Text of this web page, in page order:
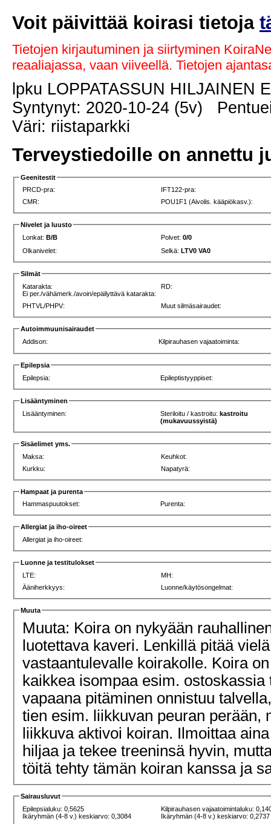
Voit päivittää koirasi tietoja
Tietojen kirjautuminen ja siirtyminen
reaaliajassa, vaan viiveellä. Tietojen
lpku LOPPATASSUN HILJAINEN
Syntynyt: 2020-10-24 (5v)
Väri: riistaparkki
Terveystiedoille on annettu
Geenitestit
PRCD-pra:
IFT122-pra:
CMR:
POU1F1 (Aivolis. kääpiökasv.):
Nivelet ja luusto
Lonkat:B/B Polvet:0/0
Olkanivelet:
Selkä:LTV0 VA0
Silmät
Katarakta:
Ei per./vähämerk./avoin/epäilyttävä katarakta:
RD:
PHTVL/PHPV: Muut silmäsairaudet:
Autoimmuunisairaudet
Addison:
Kilpirauhasen vajaatoiminta:
Epilepsia
Epilepsia:
Epileptistyyppiset:
Lisääntyminen
Lisääntyminen:
Steriloitu / kastroitu:kastroitu
(mukavuussyistä)
Sisäelimet yms.
Maksa:
Keuhkot:
Kurkku:
Napatyrä:
Hampaat ja purenta
Hammaspuutokset:
Purenta:
Allergiat ja iho-oireet
Allergiat ja iho-oireet:
Luonne ja testitulokset
LTE:
MH:
Ääniherkkyys:
Luonne/käytösongelmat:
Muuta
Muuta: Koira on nykyään
luotettava kaveri. Lenkillä pitää
vastaantulevalle koirakolle. Koira
kaikkea isompaa esim.
vapaana pitäminen onnistuu
tien esim. liikkuvan peuran perään,
liikkuva aktivoi koiran. Ilmoittaa
hiljaa ja tekee treeninsä hyvin,
töitä tehty tämän koiran kanssa ja
Sairausluvut
Epilepsialuku: 0,5625
Ikäryhmän (4-8 v.) keskiarvo: 0,3084
Kilpirauhasen vajaatoimintaluku:
Ikäryhmän (4-8 v.) keskiarvo: 0,2737